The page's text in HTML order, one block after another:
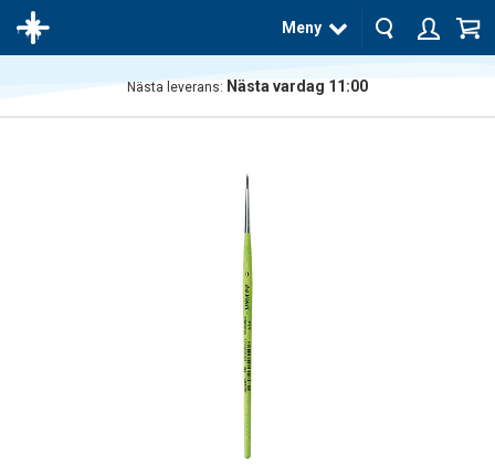
Meny
Nästa leverans: Nästa vardag 11:00